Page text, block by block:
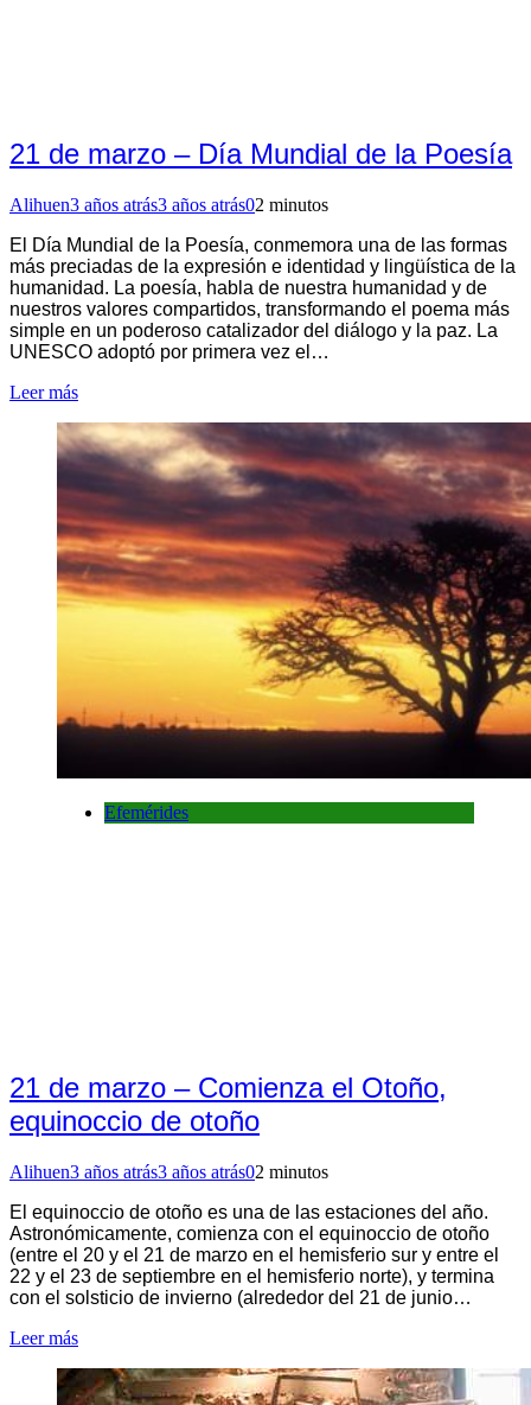
21 de marzo – Día Mundial de la Poesía
Alihuen3 años atrás3 años atrás02 minutos
El Día Mundial de la Poesía, conmemora una de las formas
más preciadas de la expresión e identidad y lingüística de la
humanidad. La poesía, habla de nuestra humanidad y de
nuestros valores compartidos, transformando el poema más
simple en un poderoso catalizador del diálogo y la paz. La
UNESCO adoptó por primera vez el…
Leer más
Efemérides
21 de marzo – Comienza el Otoño,
equinoccio de otoño
Alihuen3 años atrás3 años atrás02 minutos
El equinoccio de otoño es una de las estaciones del año.
Astronómicamente, comienza con el equinoccio de otoño
(entre el 20 y el 21 de marzo en el hemisferio sur y entre el
22 y el 23 de septiembre en el hemisferio norte), y termina
con el solsticio de invierno (alrededor del 21 de junio…
Leer más